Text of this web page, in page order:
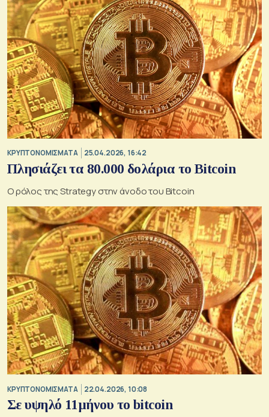
KΡΥΠΤΟΝΟΜΙΣΜΑΤΑ 25.04.2026, 16:42
Πλησιάζει τα 80.000 δολάρια το Bitcoin
Ο ρόλος της Strategy στην άνοδο του Bitcoin
KΡΥΠΤΟΝΟΜΙΣΜΑΤΑ 22.04.2026, 10:08
Σε υψηλό 11μήνου το bitcoin